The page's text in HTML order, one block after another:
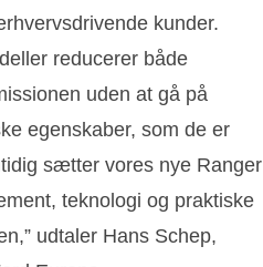
kunder.
reducerer både
uden at gå på
egenskaber, som de er
sætter vores nye Ranger
teknologi og praktiske
udtaler Hans Schep,